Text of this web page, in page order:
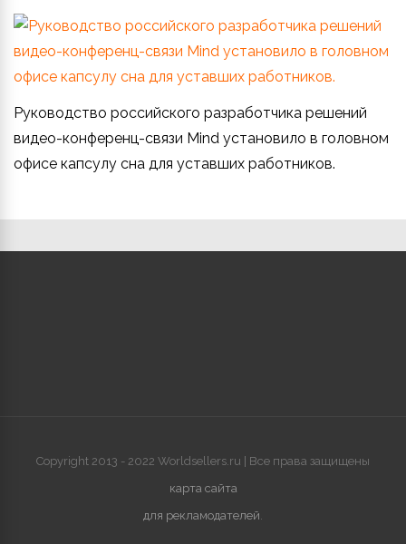
Руководство российского разработчика решений
видео-конференц-связи Mind установило в головном
офисе капсулу сна для уставших работников.
Copyright 2013 - 2022 Worldsellers.ru | Все права защищены
карта сайта
для рекламодателей